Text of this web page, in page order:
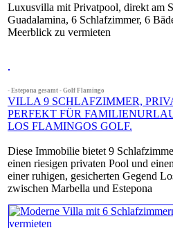
Luxusvilla mit Privatpool, direkt am
Guadalamina, 6 Schlafzimmer, 6
Meerblick zu vermieten
- Estepona gesamt - Golf Flamingo
VILLA 9 SCHLAFZIMMER,
PERFEKT FÜR
LOS FLAMINGOS GOLF.
Diese Immobilie bietet 9
einen riesigen privaten Pool und
einer ruhigen, gesicherten Gegend
zwischen Marbella und Estepona